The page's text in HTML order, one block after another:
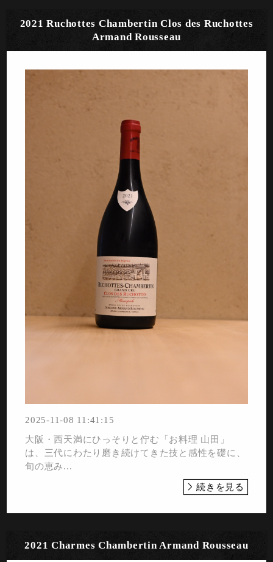
2021 Ruchottes Chambertin Clos des Ruchottes
Armand Rousseau
2025-11-08 11:41:15
大阪・西天満にひっそりと佇む「お料理 山田」
は、三代にわたり磨き続けてきた技と感性を礎に、
旬の恵み...
続きを見る
2021 Charmes Chambertin Armand Rousseau